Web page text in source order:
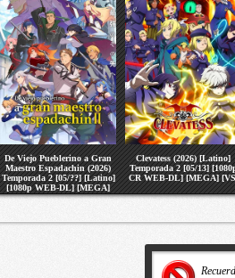
De Viejo Pueblerino a Gran
Maestro Espadachin (2026)
Temporada 2 [05/??] [Latino]
[1080p WEB-DL] [MEGA]
[VS]
Clevatess (2026) [Latino]
Temporada 2 [05/13]
CR WEB-DL] [MEGA]